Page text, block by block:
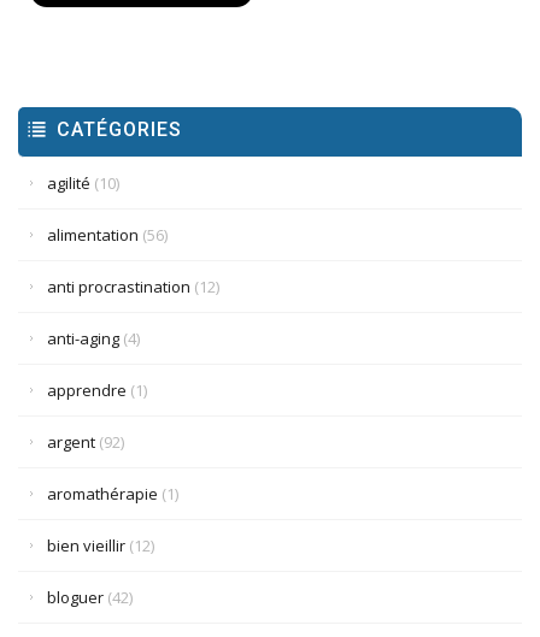
CATÉGORIES
agilité (10)
alimentation (56)
anti procrastination (12)
anti-aging (4)
apprendre (1)
argent (92)
aromathérapie (1)
bien vieillir (12)
bloguer (42)